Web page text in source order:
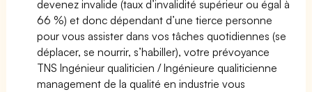
devenez invalide (taux d’invalidité supérieur ou égal à
66 %) et donc dépendant d’une tierce personne
pour vous assister dans vos tâches quotidiennes (se
déplacer, se nourrir, s’habiller), votre prévoyance
TNS Ingénieur qualiticien / Ingénieure qualiticienne
management de la qualité en industrie vous